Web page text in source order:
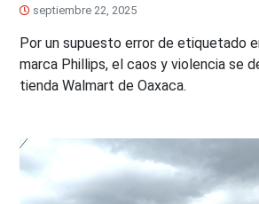
septiembre 22, 2025
Por un supuesto error de etiquetado
marca Phillips, el caos y violencia se
tienda Walmart de Oaxaca.